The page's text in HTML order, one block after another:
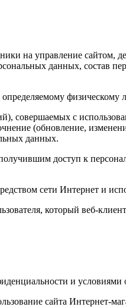
на управление
данных, состав
физическому
совершаемых с
(обновление,
данных.
доступ к
сети Интернет и
который веб-
и
сайта Интернет-